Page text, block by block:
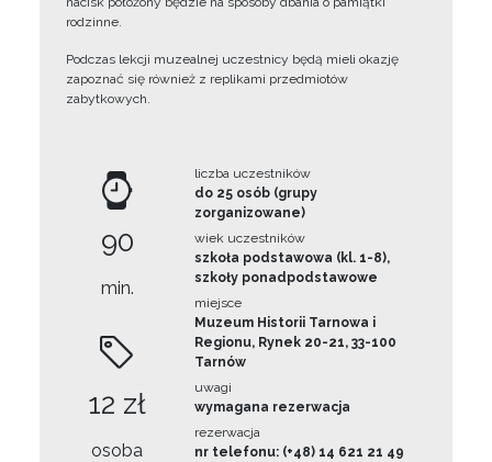
rodzinne.
Podczas lekcji muzealnej uczestnicy będą mieli okazję
zapoznać się również z replikami przedmiotów
zabytkowych.
90
min.
12 zł
osoba
liczba uczestników
do 25 osób (grupy
zorganizowane)
wiek uczestników
szkoła podstawowa (kl. 1-8),
szkoły ponadpodstawowe
miejsce
Muzeum Historii Tarnowa i
Regionu, Rynek 20-21, 33-100
Tarnów
uwagi
wymagana rezerwacja
rezerwacja
nr telefonu: (+48) 14 621 21 49